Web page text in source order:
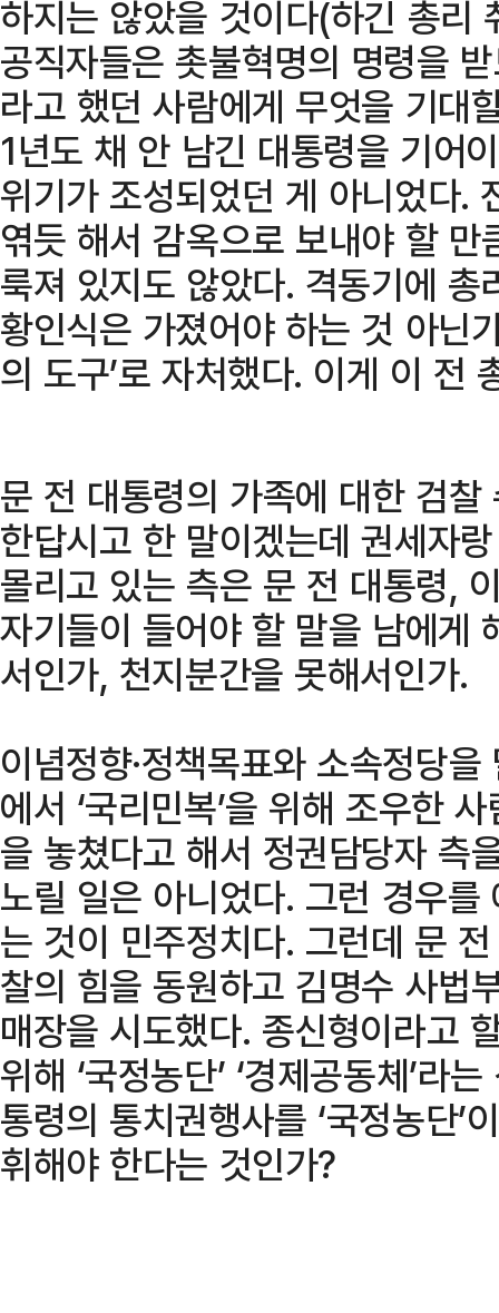
하지는 않았을 것이다(하긴 총리
공직자들은 촛불혁명의 명령을
라고 했던 사람에게 무엇을 기대
1년도 채 안 남긴 대통령을 기어
위기가 조성되었던 게 아니었다.
엮듯 해서 감옥으로 보내야 할
룩져 있지도 않았다. 격동기에
황인식은 가졌어야 하는 것 아닌
의 도구’로 자처했다. 이게 이 전
문 전 대통령의 가족에 대한 검
한답시고 한 말이겠는데 권세자
몰리고 있는 측은 문 전 대통령,
자기들이 들어야 할 말을 남에게
서인가, 천지분간을 못해서인가.
이념정향·정책목표와 소속정당
에서 ‘국리민복’을 위해 조우한
을 놓쳤다고 해서 정권담당자 측
노릴 일은 아니었다. 그런 경우
는 것이 민주정치다. 그런데 문
찰의 힘을 동원하고 김명수 사법
매장을 시도했다. 종신형이라고
위해 ‘국정농단’ ‘경제공동체’라
통령의 통치권행사를 ‘국정농단’
휘해야 한다는 것인가?